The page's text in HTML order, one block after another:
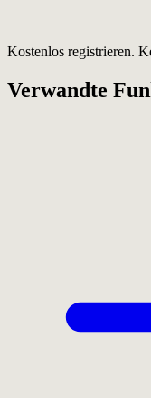
Kostenlos registrieren.
Verwandte